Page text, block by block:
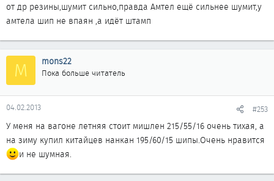
от др резины,шумит сильно,правда Амтел ещё сильнее шумит,у
амтела шип не впаян ,а идёт штамп
M mons22
Пока больше читатель
04.02.2013 #253
У меня на вагоне летняя стоит мишлен 215/55/16 очень тихая, а
на зиму купил китайцев нанкан 195/60/15 шипы.Очень нравится
и не шумная.